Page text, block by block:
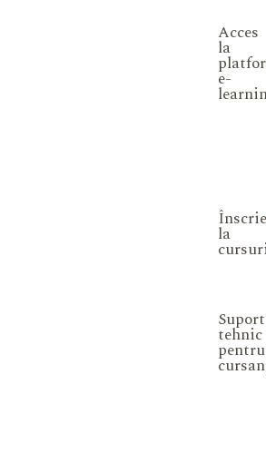
Acces
la
e-
la
Suport
tehnic
pentru